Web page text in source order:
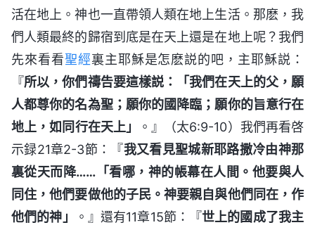
活在地上。神也一直帶領人類在地上生活。那麽，我
們人類最終的歸宿到底是在天上還是在地上呢？我們
先來看看聖經裏主耶穌是怎麽説的吧，主耶穌説：
『所以，你們禱告要這樣説：「我們在天上的父，願
人都尊你的名為聖；願你的國降臨；願你的旨意行在
地上，如同行在天上」
。』（太6:9-10）我們再看啓
示録21章2-3節：『我又看見聖城新耶路撒冷由神那
裏從天而降……「看哪，神的帳幕在人間。他要與人
同住，他們要做他的子民。神要親自與他們同在，作
他們的神」
。』還有11章15節：『世上的國成了我主